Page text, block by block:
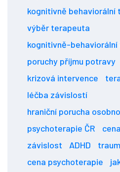
kognitivně behaviorální
výběr terapeuta
kognitivně-
poruchy příjmu potravy
krizová intervence
léčba závislostí
hraniční porucha
psychoterapie ČR
závislost
ADHD
cena psychoterapie